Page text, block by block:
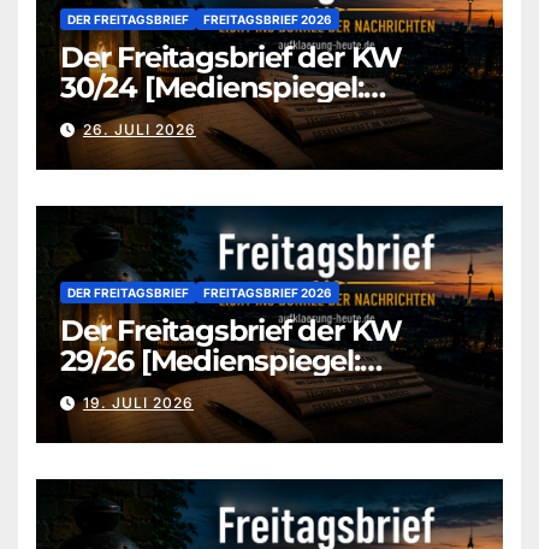
DER FREITAGSBRIEF FREITAGSBRIEF 2026
Der Freitagsbrief der KW
30/24 [Medienspiegel:
aufklaerung-heute-de]
26. JULI 2026
DER FREITAGSBRIEF FREITAGSBRIEF 2026
Der Freitagsbrief der KW
29/26 [Medienspiegel:
aufklaerung-heute.de]
19. JULI 2026